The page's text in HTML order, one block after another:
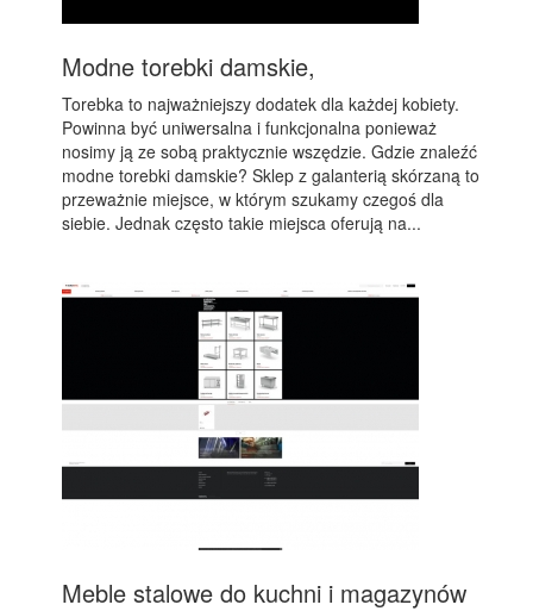
Modne torebki damskie,
Torebka to najważniejszy dodatek dla każdej kobiety.
Powinna być uniwersalna i funkcjonalna ponieważ
nosimy ją ze sobą praktycznie wszędzie. Gdzie znaleźć
modne torebki damskie? Sklep z galanterią skórzaną to
przeważnie miejsce, w którym szukamy czegoś dla
siebie. Jednak często takie miejsca oferują na...
Meble stalowe do kuchni i magazynów